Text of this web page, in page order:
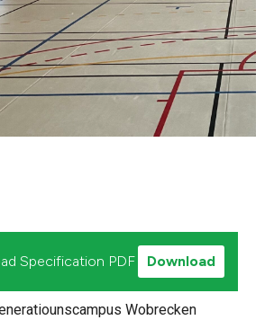
Specification PDF Download
Wobrecken